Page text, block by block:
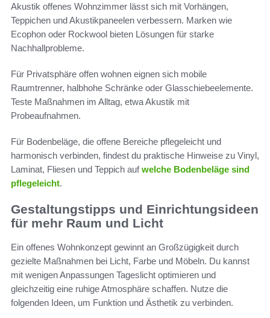
Akustik offenes Wohnzimmer lässt sich mit Vorhängen,
Teppichen und Akustikpaneelen verbessern. Marken wie
Ecophon oder Rockwool bieten Lösungen für starke
Nachhallprobleme.
Für Privatsphäre offen wohnen eignen sich mobile
Raumtrenner, halbhohe Schränke oder Glasschiebeelemente.
Teste Maßnahmen im Alltag, etwa Akustik mit
Probeaufnahmen.
Für Bodenbeläge, die offene Bereiche pflegeleicht und
harmonisch verbinden, findest du praktische Hinweise zu Vinyl,
Laminat, Fliesen und Teppich aufwelche Bodenbeläge sind
pflegeleicht.
Gestaltungstipps und Einrichtungsideen
für mehr Raum und Licht
Ein offenes Wohnkonzept gewinnt an Großzügigkeit durch
gezielte Maßnahmen bei Licht, Farbe und Möbeln. Du kannst
mit wenigen Anpassungen Tageslicht optimieren und
gleichzeitig eine ruhige Atmosphäre schaffen. Nutze die
folgenden Ideen, um Funktion und Ästhetik zu verbinden.